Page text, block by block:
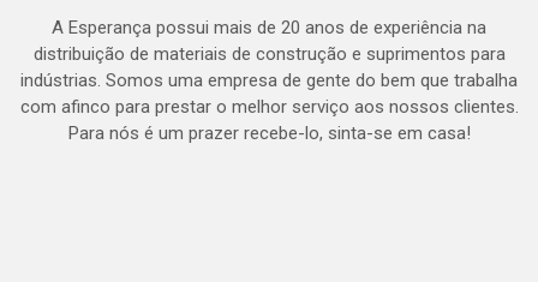
A Esperança possui mais de 20 anos de experiência na
distribuição de materiais de construção e suprimentos para
indústrias. Somos uma empresa de gente do bem que trabalha
com afinco para prestar o melhor serviço aos nossos clientes.
Para nós é um prazer recebe-lo, sinta-se em casa!